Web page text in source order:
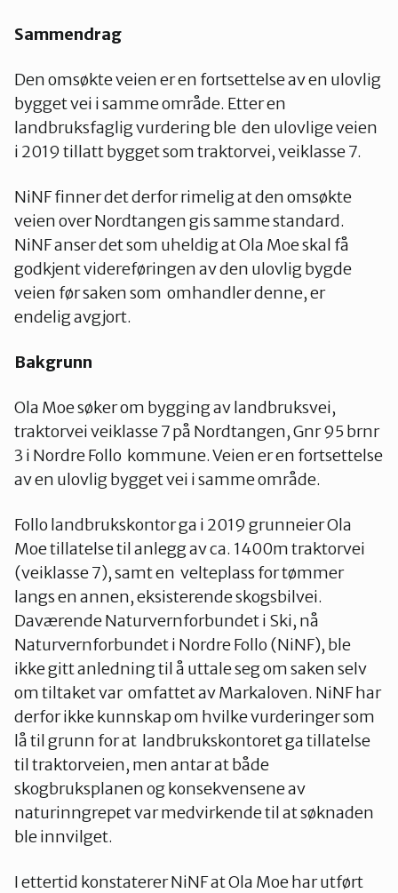
Nes
Nesodden
Nordre Follo
Oslo Nord
Oslo Øst
Oslo Sør
Oslo Vest
Vestby-Frogn
Sammendrag
Den omsøkte veien er en fortsettelse av en ulovlig
bygget vei i samme område. Etter en
landbruksfaglig vurdering ble den ulovlige veien
i 2019 tillatt bygget som traktorvei, veiklasse 7.
NiNF finner det derfor rimelig at den omsøkte
veien over Nordtangen gis samme standard.
NiNF anser det som uheldig at Ola Moe skal få
godkjent videreføringen av den ulovlig bygde
veien før saken som omhandler denne, er
endelig avgjort.
Bakgrunn
Ola Moe søker om bygging av landbruksvei,
traktorvei veiklasse 7 på Nordtangen, Gnr 95 brnr
3 i Nordre Follo kommune. Veien er en fortsettelse
av en ulovlig bygget vei i samme område.
Follo landbrukskontor ga i 2019 grunneier Ola
Moe tillatelse til anlegg av ca. 1400m traktorvei
(veiklasse 7), samt en velteplass for tømmer
langs en annen, eksisterende skogsbilvei.
Daværende Naturvernforbundet i Ski, nå
Naturvernforbundet i Nordre Follo (NiNF), ble
ikke gitt anledning til å uttale seg om saken selv
om tiltaket var omfattet av Markaloven. NiNF har
derfor ikke kunnskap om hvilke vurderinger som
lå til grunn for at landbrukskontoret ga tillatelse
til traktorveien, men antar at både
skogbruksplanen og konsekvensene av
naturinngrepet var medvirkende til at søknaden
ble innvilget.
I ettertid konstaterer NiNF at Ola Moe har utført